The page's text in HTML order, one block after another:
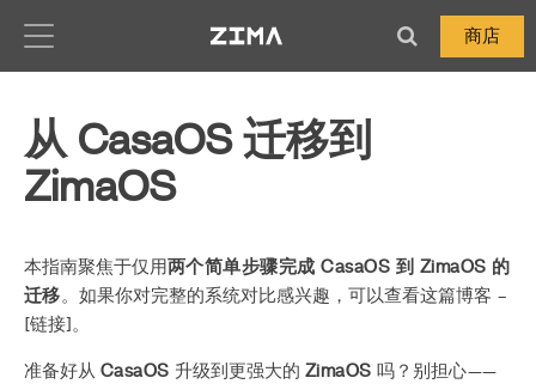
商店
从 CasaOS 迁移到
ZimaOS
本指南聚焦于仅用 两个简单步骤完成 CasaOS 到 ZimaOS 的
迁移。如果你对完整的系统对比感兴趣，可以查看这篇博客 –
[链接]。
准备好从 CasaOS 升级到更强大的 ZimaOS 吗？别担心——